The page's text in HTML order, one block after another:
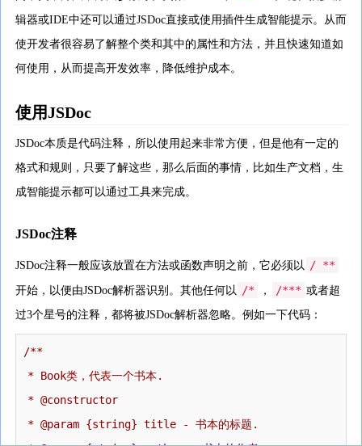
辑器或IDE中还可以通过JSDoc直接或使用插件生成智能提示。从而
使开发者很容易了解整个类和其中的属性和方法，并且快速知道如
何使用，从而提高开发效率，降低维护成本。
使用JSDoc
JSDoc本质是代码注释，所以使用起来非常方便，但是他有一定的
格式和规则，只要了解这些，那么后面的事情，比如生产文档，生
成智能提示都可以通过工具来完成。
JSDoc注释
JSDoc注释一般应该放置在方法或函数声明之前，它必须以 / **
开始，以便由JSDoc解析器识别。其他任何以 /* ， /*** 或者超
过3个星号的注释，都将被JSDoc解析器忽略。例如一下代码：
/**